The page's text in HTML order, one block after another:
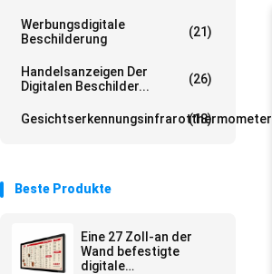
Werbungsdigitale
Beschilderung
(21)
Handelsanzeigen Der
Digitalen Beschilder...
(26)
Gesichtserkennungsinfrarotthermometer
(18)
Beste Produkte
Eine 27 Zoll-an der
Wand befestigte
digitale